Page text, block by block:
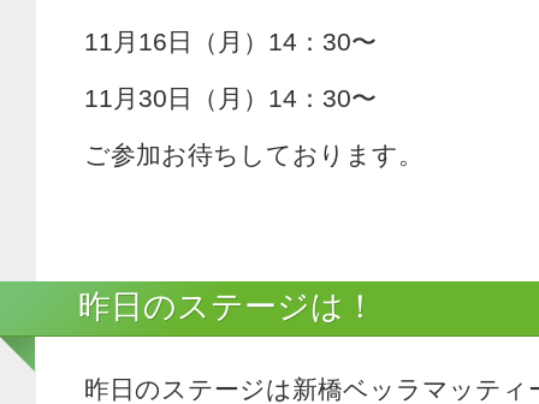
11月16日（月）14：30〜
11月30日（月）14：30〜
ご参加お待ちしております。
昨日のステージは！
昨日のステージは新橋ベッラマッティ